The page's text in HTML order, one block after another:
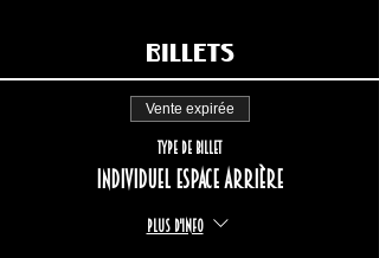
Billets
Vente expirée
Type de billet
Individuel espace arrière
Plus d'info